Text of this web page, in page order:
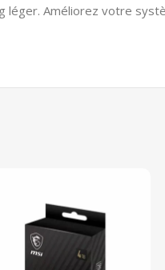
léger. Améliorez votre